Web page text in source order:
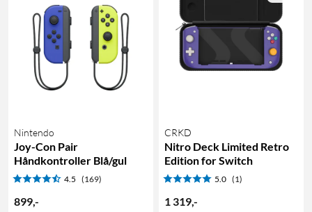
Nintendo
Joy-Con Pair
Håndkontroller Blå/gul
4.5 (169)
899,-
CRKD
Nitro Deck Limited Retro
Edition for Switch
5.0 (1)
1 319,-